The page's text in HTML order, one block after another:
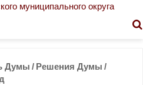
Думы / Решения Думы /